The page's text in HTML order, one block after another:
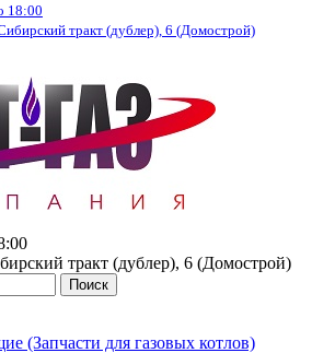
18:00
тракт (дублер), 6 (Домострой)
тракт (дублер), 6 (Домострой)
Поиск
(Запчасти для газовых котлов)